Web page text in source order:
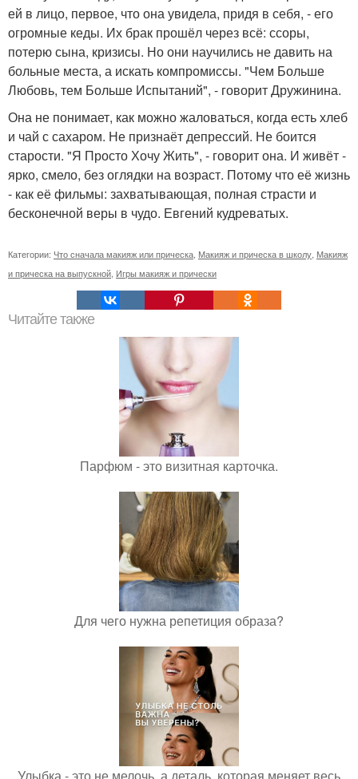
ей в лицо, первое, что она увидела, придя в себя, - его
огромные кеды. Их брак прошёл через всё: ссоры,
потерю сына, кризисы. Но они научились не давить на
больные места, а искать компромиссы. "Чем Больше
Любовь, тем Больше Испытаний", - говорит Дружинина.
Она не понимает, как можно жаловаться, когда есть хлеб
и чай с сахаром. Не признаёт депрессий. Не боится
старости. "Я Просто Хочу Жить", - говорит она. И живёт -
ярко, смело, без оглядки на возраст. Потому что её жизнь
- как её фильмы: захватывающая, полная страсти и
бесконечной веры в чудо. Евгений кудреватых.
Категории: Что сначала макияж или прическа Макияж и прическа в школу Макияж
и прическа на выпускной Игры макияж и прически
Читайте также
Парфюм - это визитная карточка.
Для чего нужна репетиция образа?
Улыбка - это не мелочь, а деталь, которая меняет весь